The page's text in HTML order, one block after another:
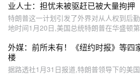
业人士：担忧未被驱赶已被大量拘押
特朗普这一计划引发了外界对从人权到后
地时间1月20日,美国总统特朗普在华盛顿
外媒：前所未有！《纽约时报》等四
楼
据路透社1月31日报道,特朗普领导下的美